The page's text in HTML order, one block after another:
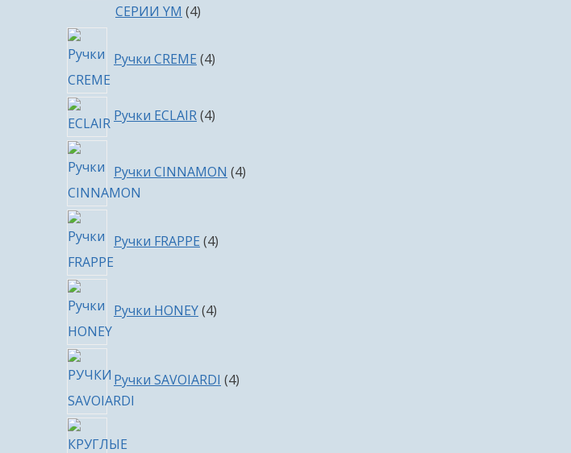
СЕРИИ YM 44
Ручки CREME 4товара
Ручки ECLAIR 44
Ручки CINNAMON 4товара
Ручки FRAPPE 4товара
Ручки HONEY 4товара
Ручки SAVOIARDI 4товара